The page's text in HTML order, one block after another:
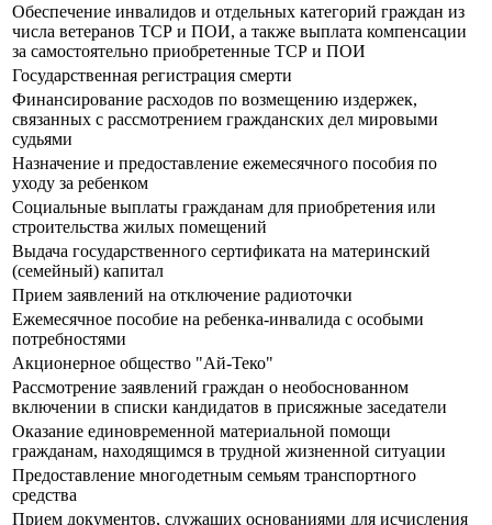
Обеспечение инвалидов и отдельных категорий граждан из
числа ветеранов ТСР и ПОИ, а также выплата компенсации
за самостоятельно приобретенные ТСР и ПОИ
Государственная регистрация смерти
Финансирование расходов по возмещению издержек,
связанных с рассмотрением гражданских дел мировыми
судьями
Назначение и предоставление ежемесячного пособия по
уходу за ребенком
Социальные выплаты гражданам для приобретения или
строительства жилых помещений
Выдача государственного сертификата на материнский
(семейный) капитал
Прием заявлений на отключение радиоточки
Ежемесячное пособие на ребенка-инвалида с особыми
потребностями
Акционерное общество "Ай-Теко"
Рассмотрение заявлений граждан о необоснованном
включении в списки кандидатов в присяжные заседатели
Оказание единовременной материальной помощи
гражданам, находящимся в трудной жизненной ситуации
Предоставление многодетным семьям транспортного
средства
Прием документов, служащих основаниями для исчисления